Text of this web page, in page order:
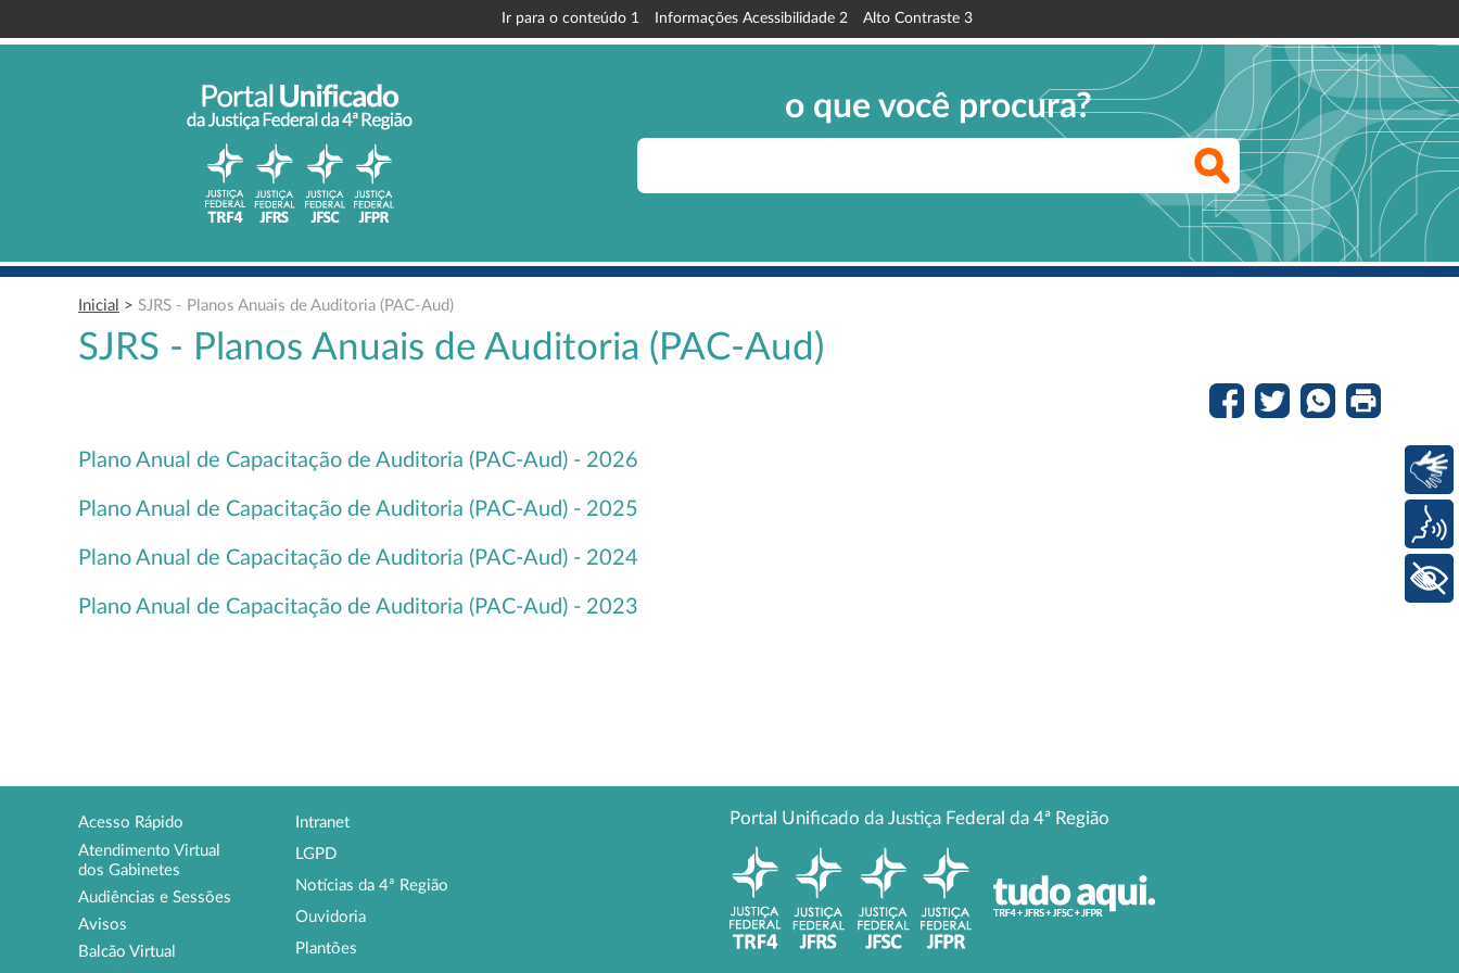
Ir para o conteúdo 1 Informações Acessibilidade 2 Alto Contraste 3
o que você procura?
Inicial > SJRS - Planos Anuais de Auditoria (PAC-Aud)
SJRS - Planos Anuais de Auditoria (PAC-Aud)
Plano Anual de Capacitação de Auditoria (PAC-Aud) - 2026
Plano Anual de Capacitação de Auditoria (PAC-Aud) - 2025
Plano Anual de Capacitação de Auditoria (PAC-Aud) - 2024
Plano Anual de Capacitação de Auditoria (PAC-Aud) - 2023
Acesso Rápido
Atendimento Virtual
dos Gabinetes
Audiências e Sessões
Avisos
Balcão Virtual
Intranet
LGPD
Notícias da 4ª Região
Ouvidoria
Plantões
Portal Unificado da Justiça Federal da 4ª Região